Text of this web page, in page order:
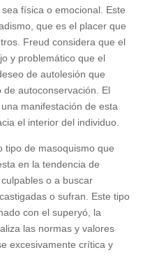
física o emocional. Este
que es el placer que
Freud considera que el
y problemático que el
de autolesión que
autoconservación. El
manifestación de esta
el interior del individuo.
tipo de masoquismo que
en la tendencia de
o a buscar
o sufran. Este tipo
con el superyó, la
las normas y valores
excesivamente crítica y